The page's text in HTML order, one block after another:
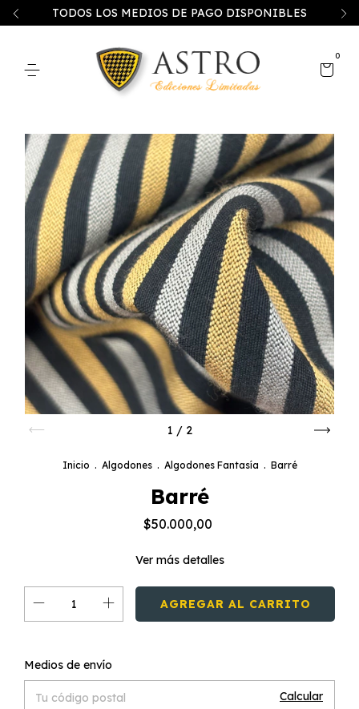
TODOS LOS MEDIOS DE PAGO DISPONIBLES
0
1 / 2
Inicio . Algodones . Algodones Fantasía . Barré
Barré
$50.000,00
Ver más detalles
Entregas para el CP:
Medios de envío
Calcular